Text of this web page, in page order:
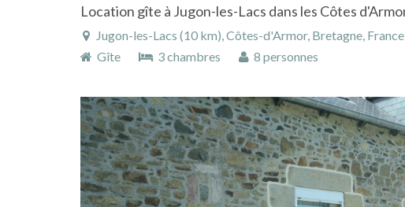
Jugon-les-Lacs (10 km), Côtes-d'Armor, Bretagne, France
Gîte
3 chambres 8 personnes